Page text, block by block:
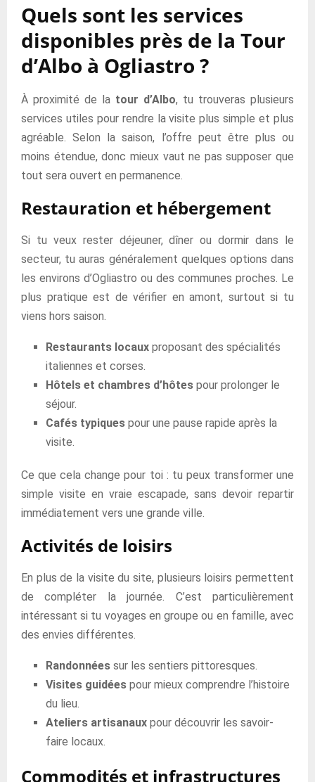
Quels sont les services
disponibles près de la Tour
d’Albo à Ogliastro ?
À proximité de la tour d’Albo, tu trouveras plusieurs
services utiles pour rendre la visite plus simple et plus
agréable. Selon la saison, l’offre peut être plus ou
moins étendue, donc mieux vaut ne pas supposer que
tout sera ouvert en permanence.
Restauration et hébergement
Si tu veux rester déjeuner, dîner ou dormir dans le
secteur, tu auras généralement quelques options dans
les environs d’Ogliastro ou des communes proches. Le
plus pratique est de vérifier en amont, surtout si tu
viens hors saison.
Restaurants locaux proposant des spécialités
italiennes et corses.
Hôtels et chambres d’hôtes pour prolonger le
séjour.
Cafés typiques pour une pause rapide après la
visite.
Ce que cela change pour toi : tu peux transformer une
simple visite en vraie escapade, sans devoir repartir
immédiatement vers une grande ville.
Activités de loisirs
En plus de la visite du site, plusieurs loisirs permettent
de compléter la journée. C’est particulièrement
intéressant si tu voyages en groupe ou en famille, avec
des envies différentes.
Randonnées sur les sentiers pittoresques.
Visites guidées pour mieux comprendre l’histoire
du lieu.
Ateliers artisanaux pour découvrir les savoir-
faire locaux.
Commodités et infrastructures